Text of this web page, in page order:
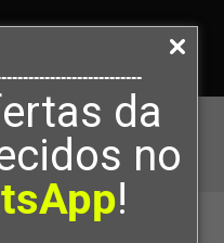
da
no
!
a Oficina Gratuita